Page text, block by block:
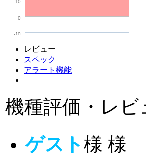
-10
0
10
レビュー
スペック
アラート機能
機種評価・レビ
ゲスト様 様